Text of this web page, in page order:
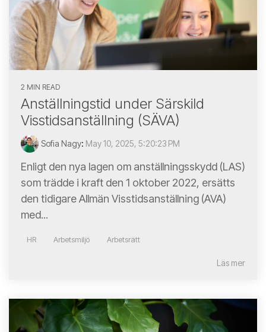
2 MIN READ
Anställningstid under Särskild
Visstidsanställning (SÄVA)
Sofia Nagy: May 10, 2025, 5:20:23 PM
Enligt den nya lagen om anställningsskydd (LAS)
som trädde i kraft den 1 oktober 2022, ersätts
den tidigare Allmän Visstidsanställning (AVA)
med...
HR Arbetsmiljö Arbetsrätt
Läs mer